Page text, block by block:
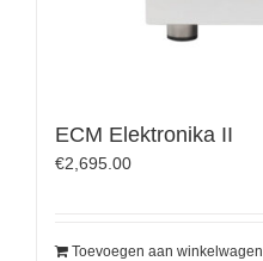
ECM Elektronika II
€2,695.00
Toevoegen aan winkelwagen